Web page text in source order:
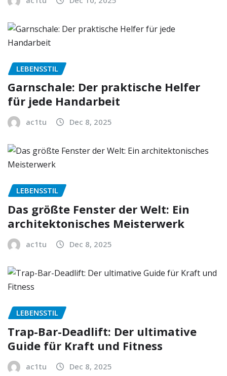
LEBENSSTIL
Garnschale: Der praktische Helfer
für jede Handarbeit
ac1tu Dec 8, 2025
LEBENSSTIL
Das größte Fenster der Welt: Ein
architektonisches Meisterwerk
ac1tu Dec 8, 2025
LEBENSSTIL
Trap-Bar-Deadlift: Der ultimative
Guide für Kraft und Fitness
ac1tu Dec 8, 2025